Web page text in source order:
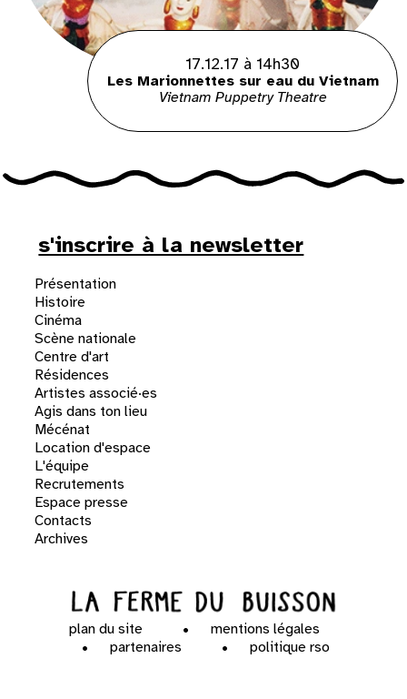
17.12.17 à 14h30
Les Marionnettes sur eau du Vietnam
Vietnam Puppetry Theatre
s'inscrire à la newsletter
Présentation
Histoire
Cinéma
Scène nationale
Centre d'art
Résidences
Artistes associé·es
Agis dans ton lieu
Mécénat
Location d'espace
L'équipe
Recrutements
Espace presse
Contacts
Archives
plan du site
mentions légales
partenaires
politique rso